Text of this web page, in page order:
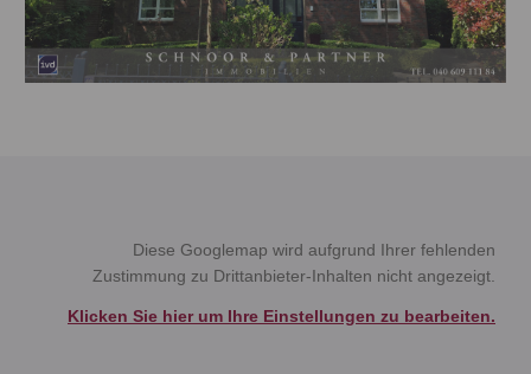
Diese Googlemap wird aufgrund Ihrer fehlenden
Zustimmung zu Drittanbieter-Inhalten nicht angezeigt.
Klicken Sie hier um Ihre Einstellungen zu bearbeiten.